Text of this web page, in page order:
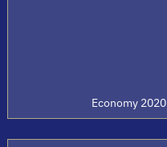
Economy 2020